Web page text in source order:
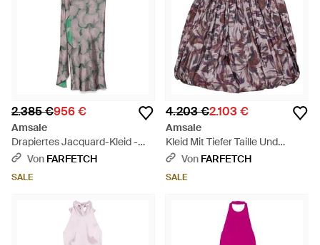
2.385 €956 €
Amsale
Drapiertes Jacquard-Kleid -
GrauVon FARFETCH
SALE
4.203 €2.103 €
Amsale
Kleid Mit Tiefer Taille Und
Bubble-Saum - Lila
Von FARFETCH
SALE